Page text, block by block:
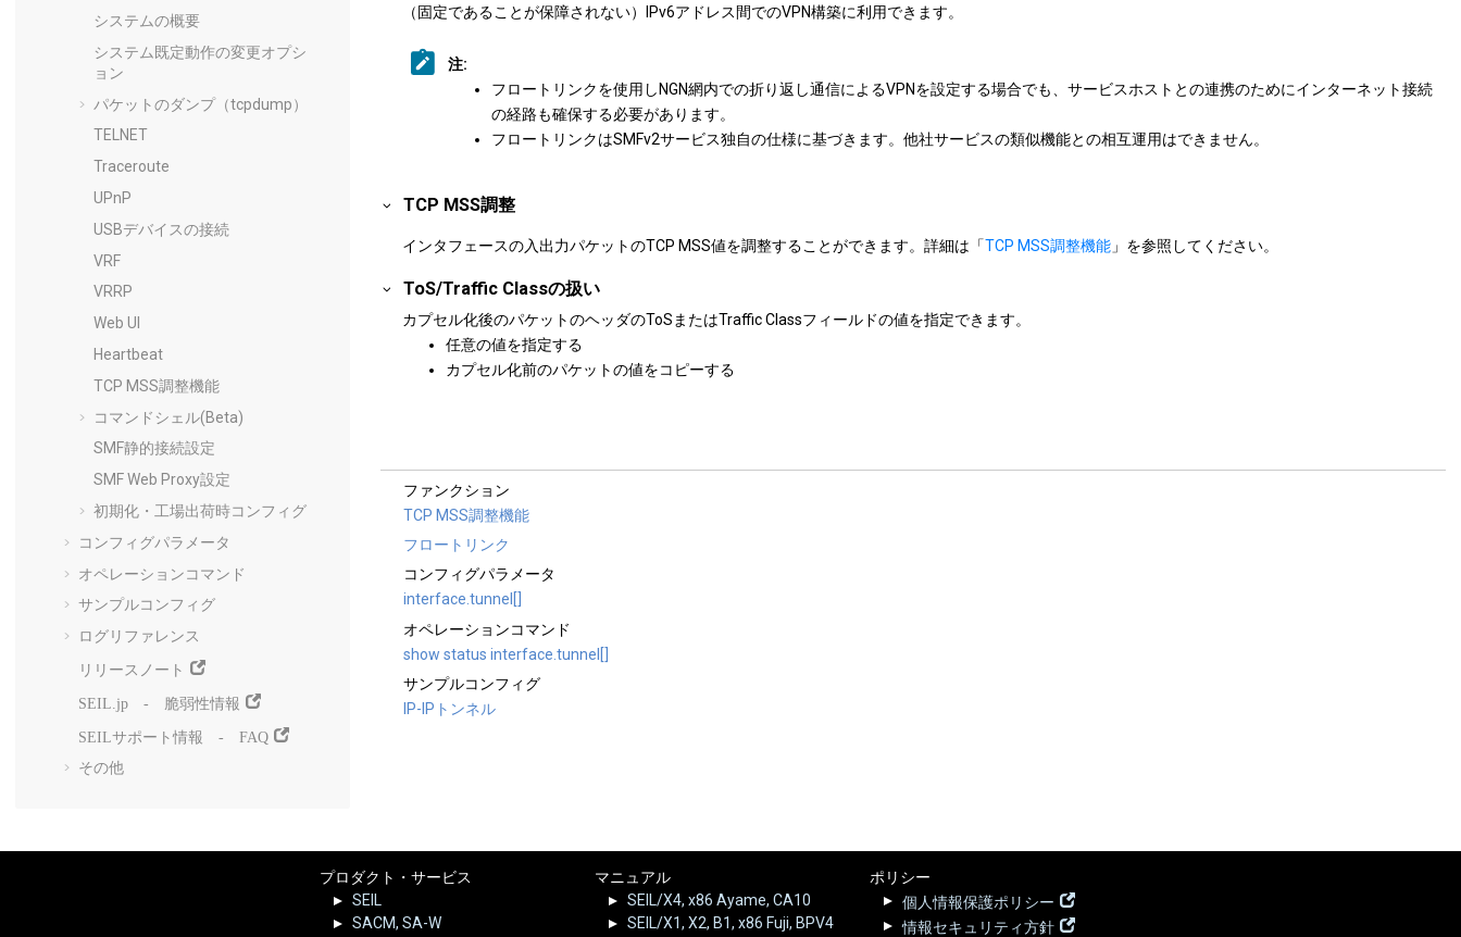
システムの概要
システム既定動作の変更オプシ
ョン
パケットのダンプ（tcpdump）
TELNET
Traceroute
UPnP
USBデバイスの接続
VRF
VRRP
Web UI
Heartbeat
TCP MSS調整機能
コマンドシェル(Beta)
SMF静的接続設定
SMF Web Proxy設定
初期化・工場出荷時コンフィグ
コンフィグパラメータ
オペレーションコマンド
サンプルコンフィグ
ログリファレンス
リリースノート
SEIL.jp - 脆弱性情報
SEILサポート情報 - FAQ
その他
（固定であることが保障されない）IPv6アドレス間でのVPN構築に利用できます。
注:
フロートリンクを使用しNGN網内での折り返し通信によるVPNを設定する場合でも、サービスホストとの連携のためにインターネット接続
の経路も確保する必要があります。
フロートリンクはSMFv2サービス独自の仕様に基づきます。他社サービスの類似機能との相互運用はできません。
TCP MSS調整
インタフェースの入出力パケットのTCP MSS値を調整することができます。詳細は「TCP MSS調整機能 」を参照してください。
ToS/Traffic Classの扱い
カプセル化後のパケットのヘッダのToSまたはTraffic Classフィールドの値を指定できます。
任意の値を指定する
カプセル化前のパケットの値をコピーする
ファンクション
TCP MSS調整機能
フロートリンク
コンフィグパラメータ
interface.tunnel[]
オペレーションコマンド
show status interface.tunnel[]
サンプルコンフィグ
IP-IPトンネル
プロダクト・サービス
SEIL
SACM, SA-W
マニュアル
SEIL/X4, x86 Ayame, CA10
SEIL/X1, X2, B1, x86 Fuji, BPV4
ポリシー
個人情報保護ポリシー
情報セキュリティ方針